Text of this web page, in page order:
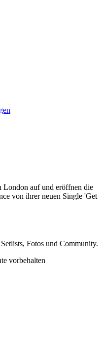
London auf und eröffnen die
von ihrer neuen Single 'Get
Fotos und Community.
vorbehalten